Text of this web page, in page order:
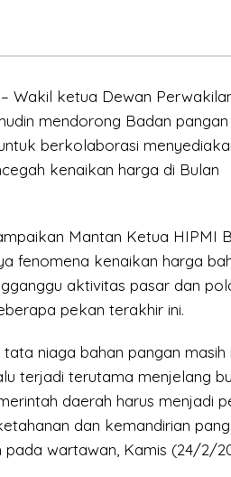
– Wakil ketua Dewan
mendorong Badan
berkolaborasi
kenaikan harga di Bulan
Mantan Ketua HIPMI
fenomena kenaikan harga
aktivitas pasar dan
pekan terakhir ini.
niaga bahan pangan masih
terjadi terutama menjelang
daerah harus menjadi
dan kemandirian
pada wartawan, Kamis (24/2/